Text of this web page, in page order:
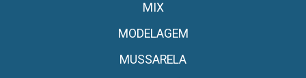
MIX
MODELAGEM
MUSSARELA